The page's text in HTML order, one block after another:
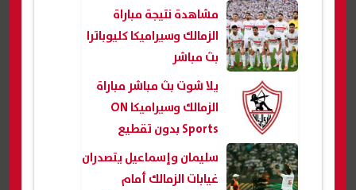
مشاهدة نتيجة مباراة
الزمالك وسيراميكا كليوباترا
بث مباشر
يلا شوت بث مباشر مباراة
الزمالك وسيراميكا ON
Sports بدون تقطيع
سليمان وإسماعيل يتصدران
غيابات الزمالك أمام